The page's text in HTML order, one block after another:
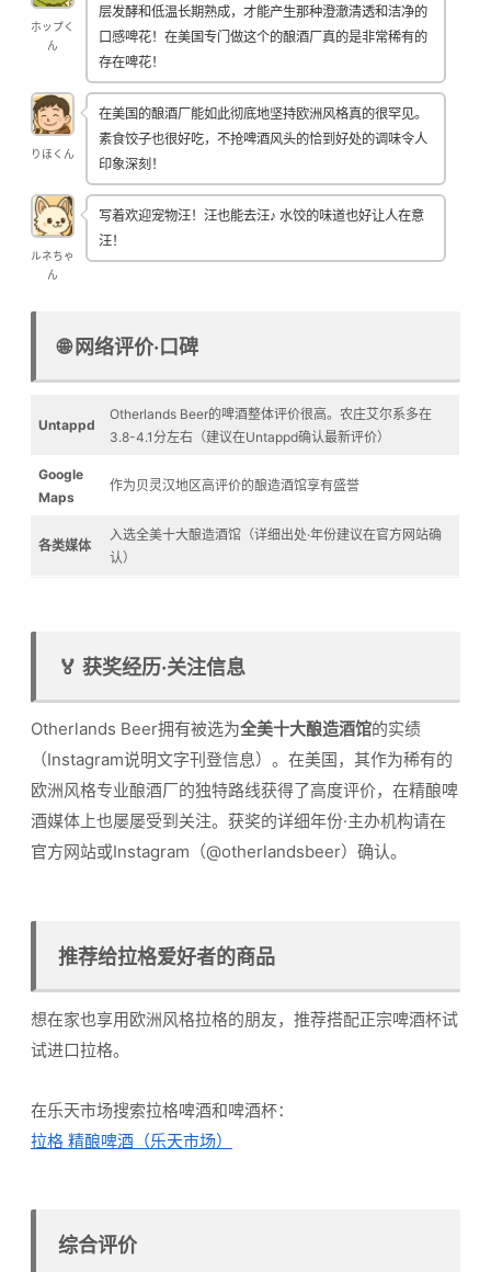
ホップく
ん
层发酵和低温长期熟成，才能产生那种澄澈清透和洁净的
口感啤花！在美国专门做这个的酿酒厂真的是非常稀有的
存在啤花！
りほくん
在美国的酿酒厂能如此彻底地坚持欧洲风格真的很罕见。
素食饺子也很好吃，不抢啤酒风头的恰到好处的调味令人
印象深刻！
ルネちゃ
ん
写着欢迎宠物汪！汪也能去汪♪ 水饺的味道也好让人在意
汪！
🌐 网络评价·口碑
Untappd
Otherlands Beer的啤酒整体评价很高。农庄艾尔系多在
3.8-4.1分左右（建议在Untappd确认最新评价）
Google
Maps
作为贝灵汉地区高评价的酿造酒馆享有盛誉
各类媒体
入选全美十大酿造酒馆（详细出处·年份建议在官方网站确
认）
🏅 获奖经历·关注信息
Otherlands Beer拥有被选为全美十大酿造酒馆的实绩
（Instagram说明文字刊登信息）。在美国，其作为稀有的
欧洲风格专业酿酒厂的独特路线获得了高度评价，在精酿啤
酒媒体上也屡屡受到关注。获奖的详细年份·主办机构请在
官方网站或Instagram（@otherlandsbeer）确认。
推荐给拉格爱好者的商品
想在家也享用欧洲风格拉格的朋友，推荐搭配正宗啤酒杯试
试进口拉格。
在乐天市场搜索拉格啤酒和啤酒杯：
拉格 精酿啤酒（乐天市场）
综合评价